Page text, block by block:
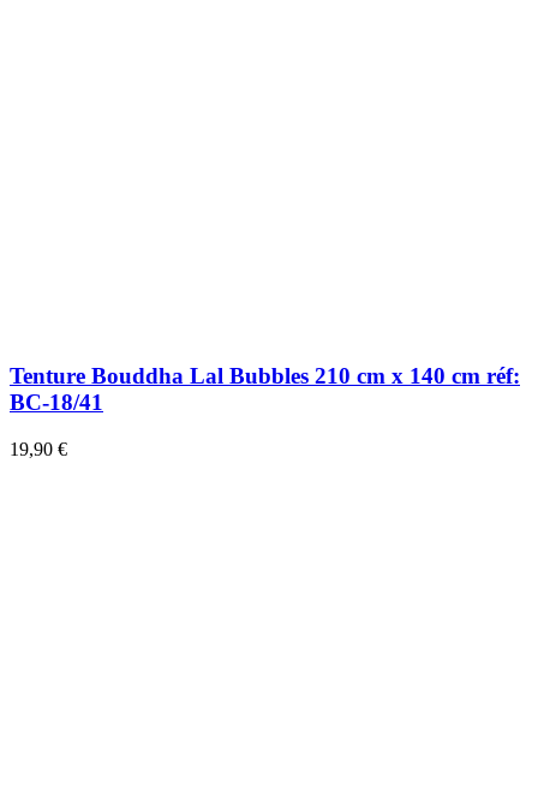
Tenture Bouddha Lal Bubbles 210 cm x 140 cm réf:
BC-18/41
19,90 €